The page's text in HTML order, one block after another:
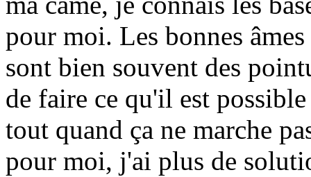
pour moi. Les bonnes
sont bien souvent des
de faire ce qu'il est
tout quand ça ne marche
pour moi, j'ai plus de